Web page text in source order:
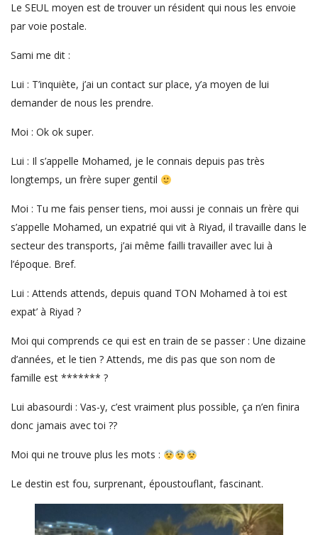
Le SEUL moyen est de trouver un résident qui nous les envoie
par voie postale.
Sami me dit :
Lui : T’inquiète, j’ai un contact sur place, y’a moyen de lui
demander de nous les prendre.
Moi : Ok ok super.
Lui : Il s’appelle Mohamed, je le connais depuis pas très
longtemps, un frère super gentil
Moi : Tu me fais penser tiens, moi aussi je connais un frère qui
s’appelle Mohamed, un expatrié qui vit à Riyad, il travaille dans le
secteur des transports, j’ai même failli travailler avec lui à
l’époque. Bref.
Lui : Attends attends, depuis quand TON Mohamed à toi est
expat’ à Riyad ?
Moi qui comprends ce qui est en train de se passer : Une dizaine
d’années, et le tien ? Attends, me dis pas que son nom de
famille est ******* ?
Lui abasourdi : Vas-y, c’est vraiment plus possible, ça n’en finira
donc jamais avec toi ??
Moi qui ne trouve plus les mots :
Le destin est fou, surprenant, époustouflant, fascinant.